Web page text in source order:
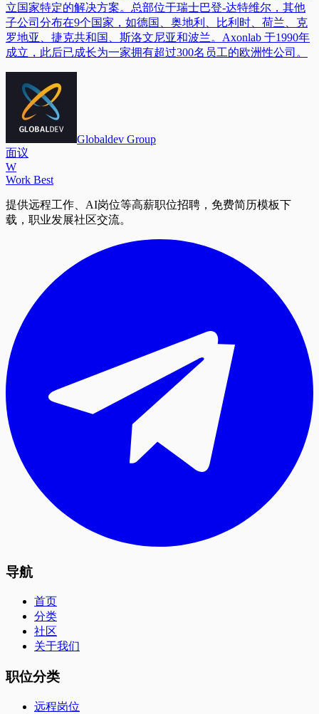
立国家特定的解决方案。总部位于瑞士巴登-达特维尔，其他
子公司分布在9个国家，如德国、奥地利、比利时、荷兰、克
罗地亚、捷克共和国、斯洛文尼亚和波兰。Axonlab 于1990年
成立，此后已成长为一家拥有超过300名员工的欧洲性公司。
Globaldev Group
面议
W
Work Best
提供远程工作、AI岗位等高薪职位招聘，免费简历模板下
载，职业发展社区交流。
导航
首页
分类
社区
关于我们
职位分类
远程岗位